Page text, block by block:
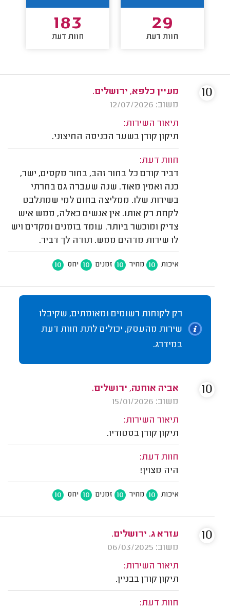
29
חוות דעת
183
חוות דעת
מעיין כלפא, ירושלים.
משוב: 12/07/2026
תיאור השירות:
תיקון קודן בשער הכניסה החיצוני.
חוות דעת:
דביר קודם כל בחור זהב, בחור מקסים, ישר,
כנה ואמין מאוד. שנה שעברה גם בחרתי
בשירות שלו. ממליצה בחום למי שמתלבט
לקחת רק אותו. אין אנשים כאלה, ממש איש
צדיק ומוכשר ביותר. עומד בזמנים ומקדים ויש
לו שירות מדהים ממש. תודה לך דביר.
איכות 10 מחיר 10 זמנים 10 יחס 10
10
רק לקוחות רשומים ומאומתים, שקיבלו
שירות מהעסק, יכולים לתת חוות דעת
במידרג.
אביה אוחנה, ירושלים.
משוב: 15/01/2026
תיאור השירות:
תיקון קודן בסטודיו.
חוות דעת:
היה מצוין!
איכות 10 מחיר 10 זמנים 10 יחס 10
10
עזרא ג. ירושלים.
משוב: 06/03/2025
תיאור השירות:
תיקון קודן בבניין.
חוות דעת:
10